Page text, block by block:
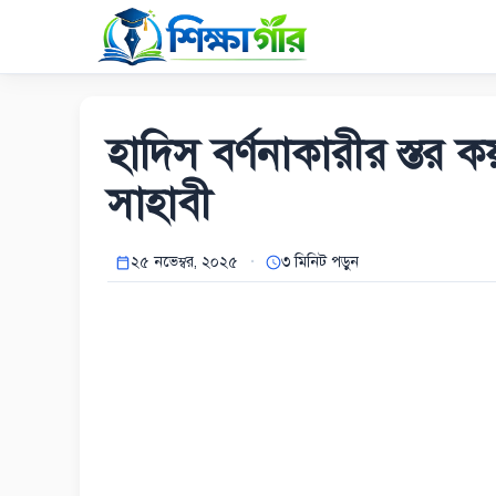
content
হাদিস বর্ণনাকারীর স্তর
সাহাবী
২৫ নভেম্বর, ২০২৫ ৩ মিনিট পড়ুন